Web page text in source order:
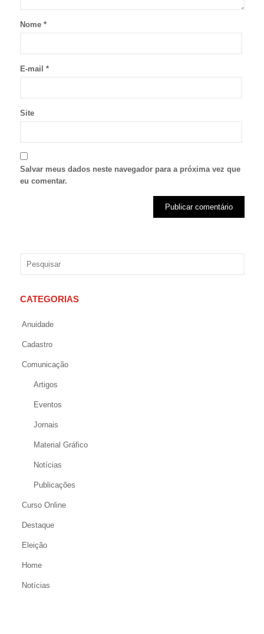
Nome *
E-mail *
Site
Salvar meus dados neste navegador para a próxima vez que
eu comentar.
CATEGORIAS
Anuidade
Cadastro
Comunicação
Artigos
Eventos
Jornais
Material Gráfico
Notícias
Publicações
Curso Online
Destaque
Eleição
Home
Notícias